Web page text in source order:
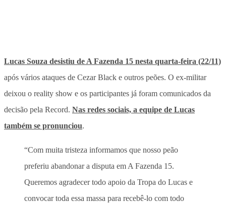
Lucas Souza desistiu de A Fazenda 15 nesta quarta-feira (22/11)
após vários ataques de Cezar Black e outros peões. O ex-militar
deixou o reality show e os participantes já foram comunicados da
decisão pela Record. Nas redes sociais, a equipe de Lucas
também se pronunciou.
“Com muita tristeza informamos que nosso peão
preferiu abandonar a disputa em A Fazenda 15.
Queremos agradecer todo apoio da Tropa do Lucas e
convocar toda essa massa para recebê-lo com todo